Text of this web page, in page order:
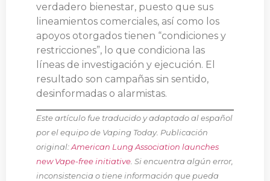
verdadero bienestar, puesto que sus
lineamientos comerciales, así como los
apoyos otorgados tienen “condiciones y
restricciones”, lo que condiciona las
líneas de investigación y ejecución. El
resultado son campañas sin sentido,
desinformadas o alarmistas.
Este artículo fue traducido y adaptado al español
por el equipo de Vaping Today. Publicación
original:American Lung Association launches
new Vape-free initiative . Si encuentra algún error,
inconsistencia o tiene información que pueda